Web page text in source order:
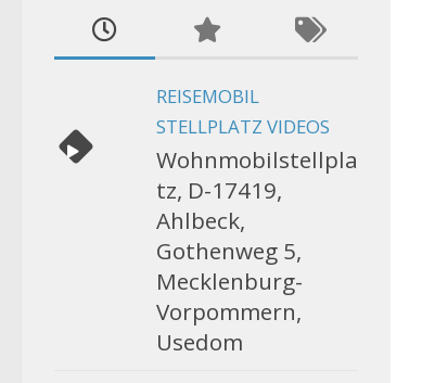
REISEMOBIL
STELLPLATZ VIDEOS
Wohnmobilstellpla
tz, D-17419,
Ahlbeck,
Gothenweg 5,
Mecklenburg-
Vorpommern,
Usedom